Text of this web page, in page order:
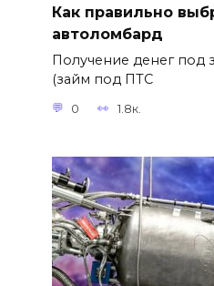
Как правильно
автоломбард
Получение денег под
(займ под ПТС
0 1.8к.